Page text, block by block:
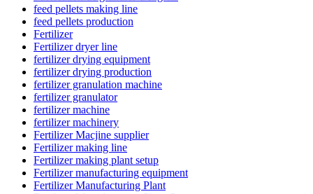
feed pellets making line
feed pellets production
Fertilizer
Fertilizer dryer line
fertilizer drying equipment
fertilizer drying production
fertilizer granulation machine
fertilizer granulator
fertilizer machine
fertilizer machinery
Fertilizer Macjine supplier
Fertilizer making line
Fertilizer making plant setup
Fertilizer manufacturing equipment
Fertilizer Manufacturing Plant